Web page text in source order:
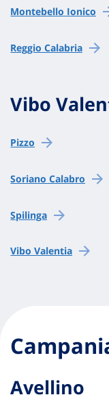
Montebello Ionico
Reggio Calabria
Vibo
Pizzo
Soriano Calabro
Spilinga
Vibo Valentia
Avellino